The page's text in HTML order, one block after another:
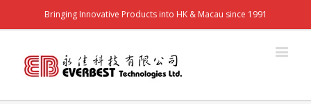
Bringing Innovative Products into HK & Macau since 1991